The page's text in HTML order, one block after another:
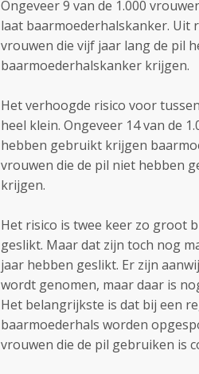
Ongeveer 9 van de 1.000
laat baarmoederhalskanker. Uit
vrouwen die vijf jaar lang de pil
baarmoederhalskanker krijgen.
Het verhoogde risico voor
heel klein. Ongeveer 14 van de
hebben gebruikt krijgen
vrouwen die de pil niet hebben
krijgen.
Het risico is twee keer zo groot
geslikt. Maar dat zijn toch nog
jaar hebben geslikt. Er zijn
wordt genomen, maar daar is
Het belangrijkste is dat bij een
baarmoederhals worden
vrouwen die de pil gebruiken is